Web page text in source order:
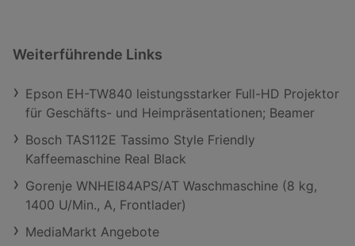
Weiterführende Links
Epson EH-TW840 leistungsstarker Full-HD Projektor
für Geschäfts- und Heimpräsentationen; Beamer
Bosch TAS112E Tassimo Style Friendly
Kaffeemaschine Real Black
Gorenje WNHEI84APS/AT Waschmaschine (8 kg,
1400 U/Min., A, Frontlader)
MediaMarkt Angebote